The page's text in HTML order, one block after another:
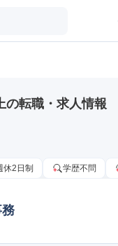
の転職・求人情報
休2日制 学歴不問